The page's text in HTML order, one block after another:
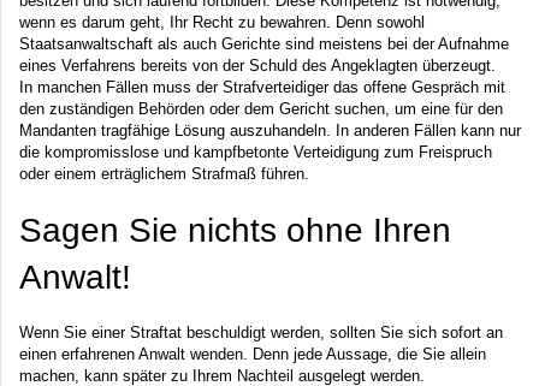
wenn es darum geht, Ihr Recht zu bewahren. Denn sowohl
Staatsanwaltschaft als auch Gerichte sind meistens bei der Aufnahme
eines Verfahrens bereits von der Schuld des Angeklagten überzeugt.
In manchen Fällen muss der Strafverteidiger das offene Gespräch mit
den zuständigen Behörden oder dem Gericht suchen, um eine für den
Mandanten tragfähige Lösung auszuhandeln. In anderen Fällen kann nur
die kompromisslose und kampfbetonte Verteidigung zum Freispruch
oder einem erträglichem Strafmaß führen.
Sagen Sie nichts ohne Ihren
Anwalt!
Wenn Sie einer Straftat beschuldigt werden, sollten Sie sich sofort an
einen erfahrenen Anwalt wenden. Denn jede Aussage, die Sie allein
machen, kann später zu Ihrem Nachteil ausgelegt werden.